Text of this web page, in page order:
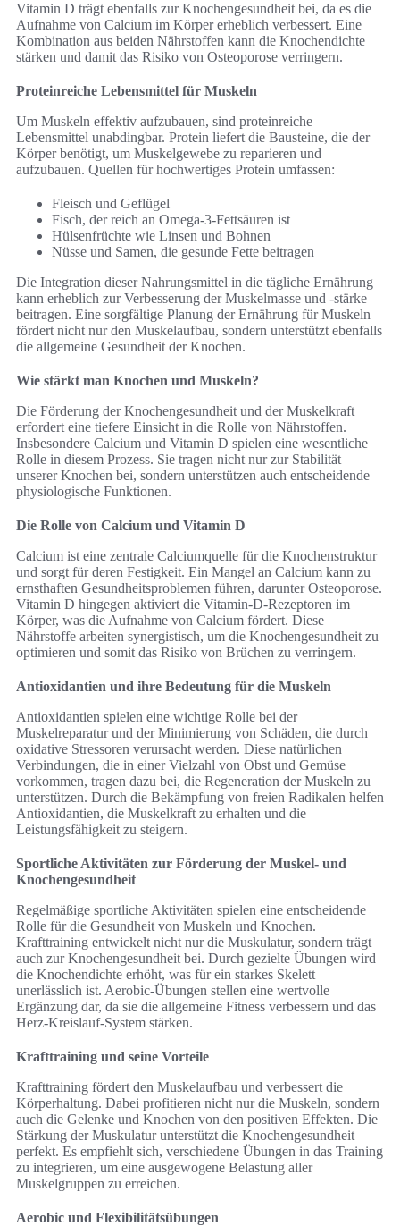
Vitamin D trägt ebenfalls zur Knochengesundheit bei, da es die
Aufnahme von Calcium im Körper erheblich verbessert. Eine
Kombination aus beiden Nährstoffen kann die Knochendichte
stärken und damit das Risiko von Osteoporose verringern.
Proteinreiche Lebensmittel für Muskeln
Um Muskeln effektiv aufzubauen, sind proteinreiche
Lebensmittel unabdingbar. Protein liefert die Bausteine, die der
Körper benötigt, um Muskelgewebe zu reparieren und
aufzubauen. Quellen für hochwertiges Protein umfassen:
Fleisch und Geflügel
Fisch, der reich an Omega-3-Fettsäuren ist
Hülsenfrüchte wie Linsen und Bohnen
Nüsse und Samen, die gesunde Fette beitragen
Die Integration dieser Nahrungsmittel in die tägliche Ernährung
kann erheblich zur Verbesserung der Muskelmasse und -stärke
beitragen. Eine sorgfältige Planung der Ernährung für Muskeln
fördert nicht nur den Muskelaufbau, sondern unterstützt ebenfalls
die allgemeine Gesundheit der Knochen.
Wie stärkt man Knochen und Muskeln?
Die Förderung der Knochengesundheit und der Muskelkraft
erfordert eine tiefere Einsicht in die Rolle von Nährstoffen.
Insbesondere Calcium und Vitamin D spielen eine wesentliche
Rolle in diesem Prozess. Sie tragen nicht nur zur Stabilität
unserer Knochen bei, sondern unterstützen auch entscheidende
physiologische Funktionen.
Die Rolle von Calcium und Vitamin D
Calcium ist eine zentrale Calciumquelle für die Knochenstruktur
und sorgt für deren Festigkeit. Ein Mangel an Calcium kann zu
ernsthaften Gesundheitsproblemen führen, darunter Osteoporose.
Vitamin D hingegen aktiviert die Vitamin-D-Rezeptoren im
Körper, was die Aufnahme von Calcium fördert. Diese
Nährstoffe arbeiten synergistisch, um die Knochengesundheit zu
optimieren und somit das Risiko von Brüchen zu verringern.
Antioxidantien und ihre Bedeutung für die Muskeln
Antioxidantien spielen eine wichtige Rolle bei der
Muskelreparatur und der Minimierung von Schäden, die durch
oxidative Stressoren verursacht werden. Diese natürlichen
Verbindungen, die in einer Vielzahl von Obst und Gemüse
vorkommen, tragen dazu bei, die Regeneration der Muskeln zu
unterstützen. Durch die Bekämpfung von freien Radikalen helfen
Antioxidantien, die Muskelkraft zu erhalten und die
Leistungsfähigkeit zu steigern.
Sportliche Aktivitäten zur Förderung der Muskel- und
Knochengesundheit
Regelmäßige sportliche Aktivitäten spielen eine entscheidende
Rolle für die Gesundheit von Muskeln und Knochen.
Krafttraining entwickelt nicht nur die Muskulatur, sondern trägt
auch zur Knochengesundheit bei. Durch gezielte Übungen wird
die Knochendichte erhöht, was für ein starkes Skelett
unerlässlich ist. Aerobic-Übungen stellen eine wertvolle
Ergänzung dar, da sie die allgemeine Fitness verbessern und das
Herz-Kreislauf-System stärken.
Krafttraining und seine Vorteile
Krafttraining fördert den Muskelaufbau und verbessert die
Körperhaltung. Dabei profitieren nicht nur die Muskeln, sondern
auch die Gelenke und Knochen von den positiven Effekten. Die
Stärkung der Muskulatur unterstützt die Knochengesundheit
perfekt. Es empfiehlt sich, verschiedene Übungen in das Training
zu integrieren, um eine ausgewogene Belastung aller
Muskelgruppen zu erreichen.
Aerobic und Flexibilitätsübungen